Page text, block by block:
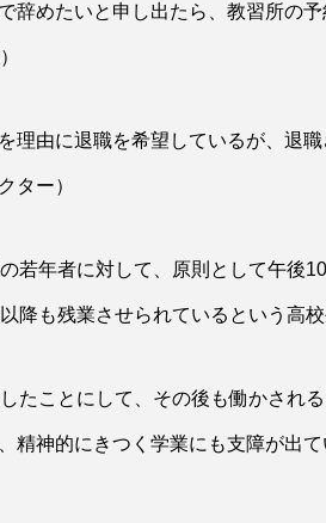
辞めたいと申し出たら、教習所の
理由に退職を希望しているが、退
ター）
若年者に対して、原則として午後
降も残業させられているという高校
たことにして、その後も働かされ
精神的にきつく学業にも支障が出